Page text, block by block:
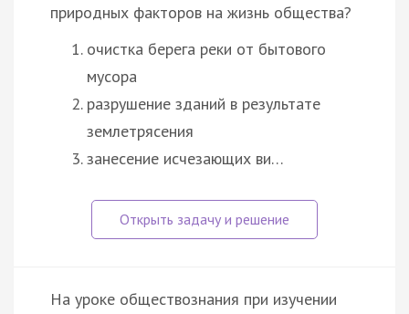
природных факторов на жизнь общества?
очистка берега реки от бытового
мусора
разрушение зданий в результате
землетрясения
занесение исчезающих ви…
На уроке обществознания при изучении